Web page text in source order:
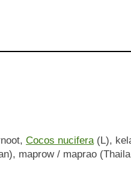
Cocos nucifera (L),
maprow / maprao